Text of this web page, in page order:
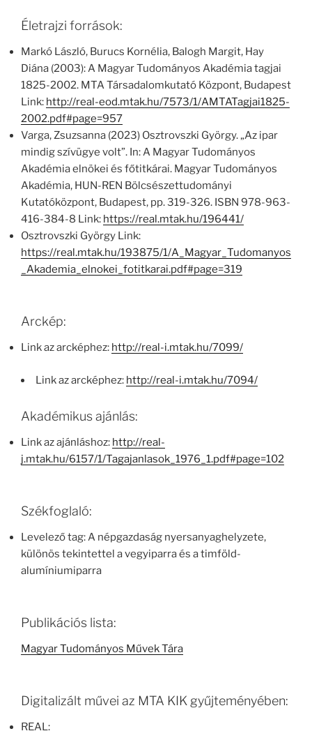
Életrajzi források:
Markó László, Burucs Kornélia, Balogh Margit, Hay
Diána (2003): A Magyar Tudományos Akadémia tagjai
1825-2002. MTA Társadalomkutató Központ, Budapest
Link: http://real-eod.mtak.hu/7573/1/AMTATagjai1825-
2002.pdf#page=957
Varga, Zsuzsanna (2023) Osztrovszki György. „Az ipar
mindig szívügye volt”. In: A Magyar Tudományos
Akadémia elnökei és főtitkárai. Magyar Tudományos
Akadémia, HUN-REN Bölcsészettudományi
Kutatóközpont, Budapest, pp. 319-326. ISBN 978-963-
416-384-8 Link: https://real.mtak.hu/196441/
Osztrovszki György Link:
https://real.mtak.hu/193875/1/A_Magyar_Tudomanyos
_Akademia_elnokei_fotitkarai.pdf#page=319
Arckép:
Link az arcképhez: http://real-i.mtak.hu/7099/
Link az arcképhez: http://real-i.mtak.hu/7094/
Akadémikus ajánlás:
Link az ajánláshoz: http://real-
j.mtak.hu/6157/1/Tagajanlasok_1976_1.pdf#page=102
Székfoglaló:
Levelező tag: A népgazdaság nyersanyaghelyzete,
különös tekintettel a vegyiparra és a timföld-
alumíniumiparra
Publikációs lista:
Magyar Tudományos Művek Tára
Digitalizált művei az MTA KIK gyűjteményében:
REAL: